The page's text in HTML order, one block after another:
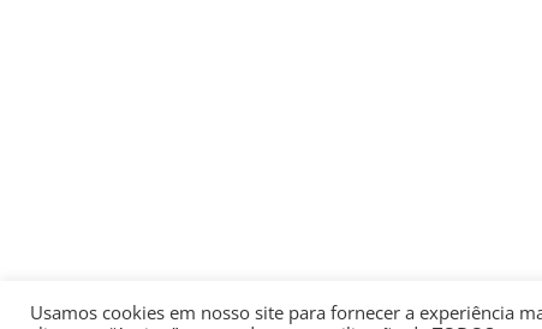
Usamos cookies em nosso site para fornecer a experiência